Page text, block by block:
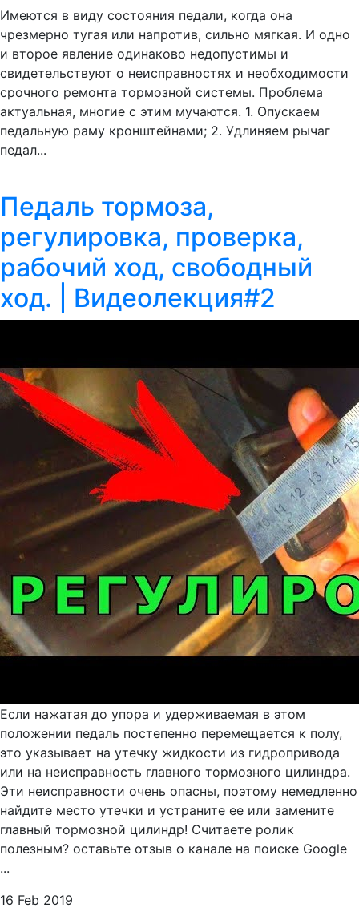
Имеются в виду состояния педали, когда она
чрезмерно тугая или напротив, сильно мягкая. И одно
и второе явление одинаково недопустимы и
свидетельствуют о неисправностях и необходимости
срочного ремонта тормозной системы. Проблема
актуальная, многие с этим мучаются. 1. Опускаем
педальную раму кронштейнами; 2. Удлиняем рычаг
педал...
Педаль тормоза,
регулировка, проверка,
рабочий ход, свободный
ход. | Видеолекция#2
Если нажатая до упора и удерживаемая в этом
положении педаль постепенно перемещается к полу,
это указывает на утечку жидкости из гидропривода
или на неисправность главного тормозного цилиндра.
Эти неисправности очень опасны, поэтому немедленно
найдите место утечки и устраните ее или замените
главный тормозной цилиндр! Считаете ролик
полезным? оставьте отзыв о канале на поиске Google
...
16 Feb 2019